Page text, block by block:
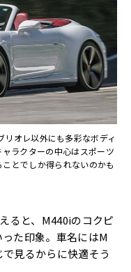
リオレ以外にも多彩なボディ
ラクターの中心はスポーツ
とでしか得られないのかも
ると、M440iのコクピ
た印象。車名にはM
見るからに快適そう